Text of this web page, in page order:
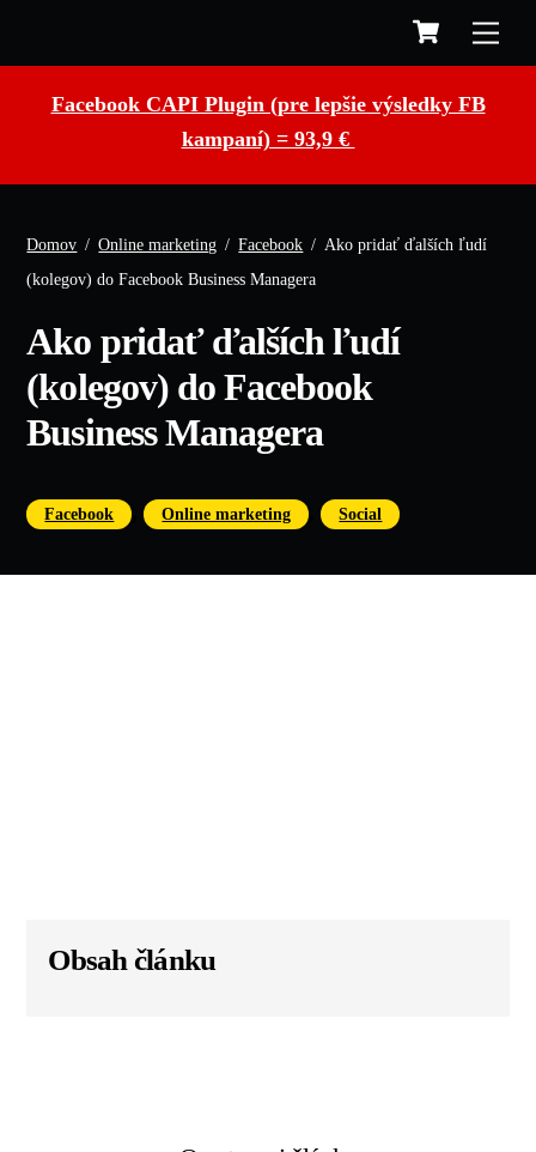
Cart
Facebook CAPI Plugin (pre lepšie výsledky FB
kampaní) = 93,9 €
Domov / Online marketing / Facebook / Ako pridať ďalších ľudí
(kolegov) do Facebook Business Managera
Ako pridať ďalších ľudí
(kolegov) do Facebook
Business Managera
Facebook , Online marketing , Social
Obsah článku